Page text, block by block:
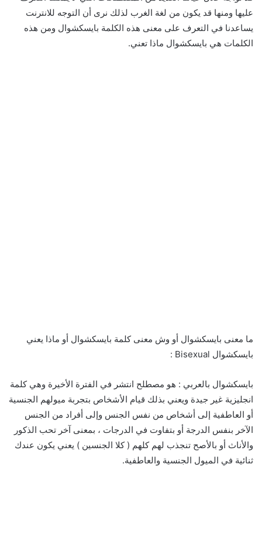
عليها ومنها قد يكون من لغة الغرب لذلك نرى أن التوجه للانترنت
يساعدنا في التعرف على معنى هذه الكلمة بايسكشوال ومن هذه
الكلمات هي بايسكشوال ماذا تعني.
ما معنى بايسكشوال أو وش معنى كلمة بايسكشوال أو ماذا يعني
بايسكشوال Bisexual :
بايسكشوال بالعربي : هو مصطلح انتشر في الفترة الأخيرة وهي كلمة
انجليزية غير جيدة ويعني بذلك قيام الأشخاص بتجربة ميولهم الجنسية
أو العاطفية إلى أشخاص من نفس الجنس وإلى أفراد من الجنس
الآخر بنفس الدرجة أو بتفاوت في الدرجات ، بمعنى آخر تحب الذكور
والأناث أو بالأصح تنجذب لهم كلهم ( كلا الجنسين ) يعني يكون عندك
ثنائية في الميول الجنسية والعاطفية.